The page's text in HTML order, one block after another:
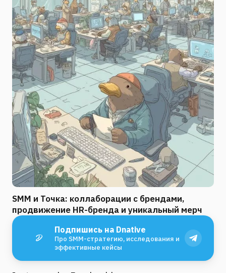
SMM и Точка: коллаборации с брендами,
продвижение HR-бренда и уникальный мерч
Подпишись на Dnative
Про SMM-стратегию, исследования и
эффективные кейсы